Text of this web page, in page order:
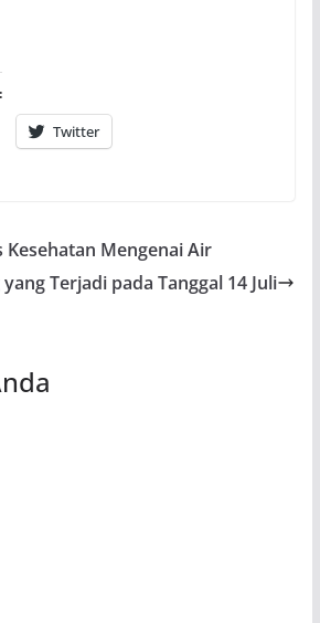
Twitter
Kesehatan Mengenai Air
Terjadi pada Tanggal 14 Juli